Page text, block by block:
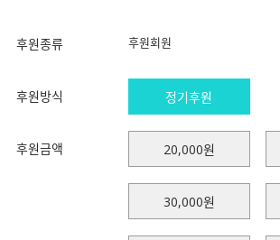
후원종류 후원회원
후원방식 정기후원
후원금액 20,000원
30,000원